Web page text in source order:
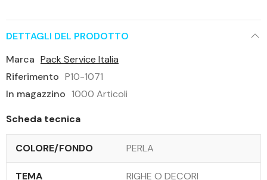
DETTAGLI DEL PRODOTTO
Marca Pack Service Italia
Riferimento P10-1071
In magazzino 1000 Articoli
Scheda tecnica
COLORE/FONDO PERLA
TEMA RIGHE O DECORI